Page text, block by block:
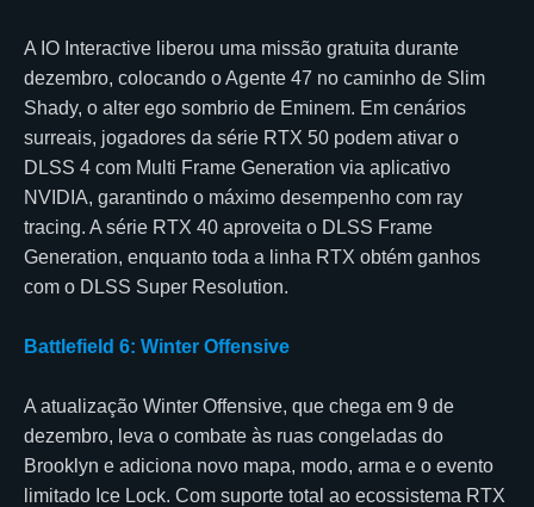
A IO Interactive liberou uma missão gratuita durante
dezembro, colocando o Agente 47 no caminho de Slim
Shady, o alter ego sombrio de Eminem. Em cenários
surreais, jogadores da série RTX 50 podem ativar o
DLSS 4 com Multi Frame Generation via aplicativo
NVIDIA, garantindo o máximo desempenho com ray
tracing. A série RTX 40 aproveita o DLSS Frame
Generation, enquanto toda a linha RTX obtém ganhos
com o DLSS Super Resolution.
Battlefield 6: Winter Offensive
A atualização Winter Offensive, que chega em 9 de
dezembro, leva o combate às ruas congeladas do
Brooklyn e adiciona novo mapa, modo, arma e o evento
limitado Ice Lock. Com suporte total ao ecossistema RTX